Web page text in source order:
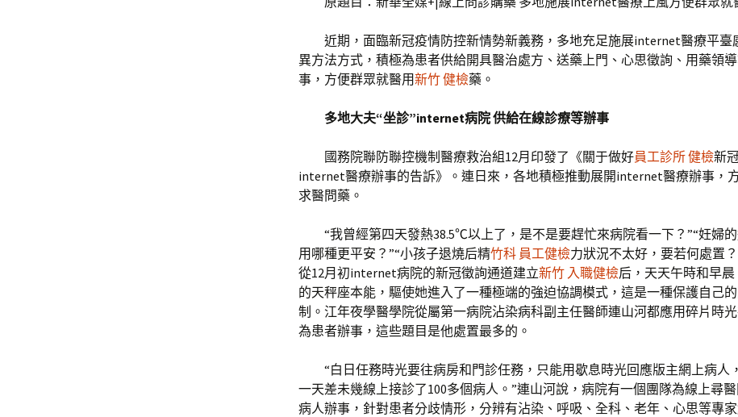
近期，面臨新冠疫情防控新情勢新義務，多地充足施展internet醫療平臺
異方法方式，積極為患者供給開具醫治處方、送藥上門、心思徵詢、用藥領
事，方便群眾就醫用新竹 健檢藥。
多地大夫“坐診”internet病院 供給在線診療等辦事
國務院聯防聯控機制醫療救治組12月印發了《關于做好員工診所 健檢新
internet醫療辦事的告訴》。連日來，各地積極推動展開internet醫療辦事，
求醫問藥。
“我曾經第四天發熱38.5℃以上了，是不是要趕忙來病院看一下？”“妊婦
用哪種更平安？”“小孩子退燒后精竹科 員工健檢力狀況不太好，要若何處置
從12月初internet病院的新冠徵詢通道建立新竹 入職健檢后，天天午時和早
的天秤座本能，驅使她進入了一種極端的強迫協調模式，這是一種保護自己
制。江年夜學醫學院從屬第一病院沾染病科副主任醫師連山河都應用碎片時
為患者辦事，這些題目是他處置最多的。
“白日任務時光要往病房和門診任務，只能用歇息時光回應版主網上病人
一天差未幾線上接診了100多個病人。”連山河說，病院有一個團隊為線上尋
病人辦事，針對患者分歧情形，分辨有沾染、呼吸、全科、老年、心思等專